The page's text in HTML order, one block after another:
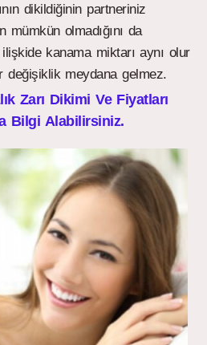
dikildiğinin partneriniz
mümkün olmadığını da
kanama miktarı aynı olur
değişiklik meydana gelmez.
Zarı Dikimi Ve Fiyatları
Bilgi Alabilirsiniz.